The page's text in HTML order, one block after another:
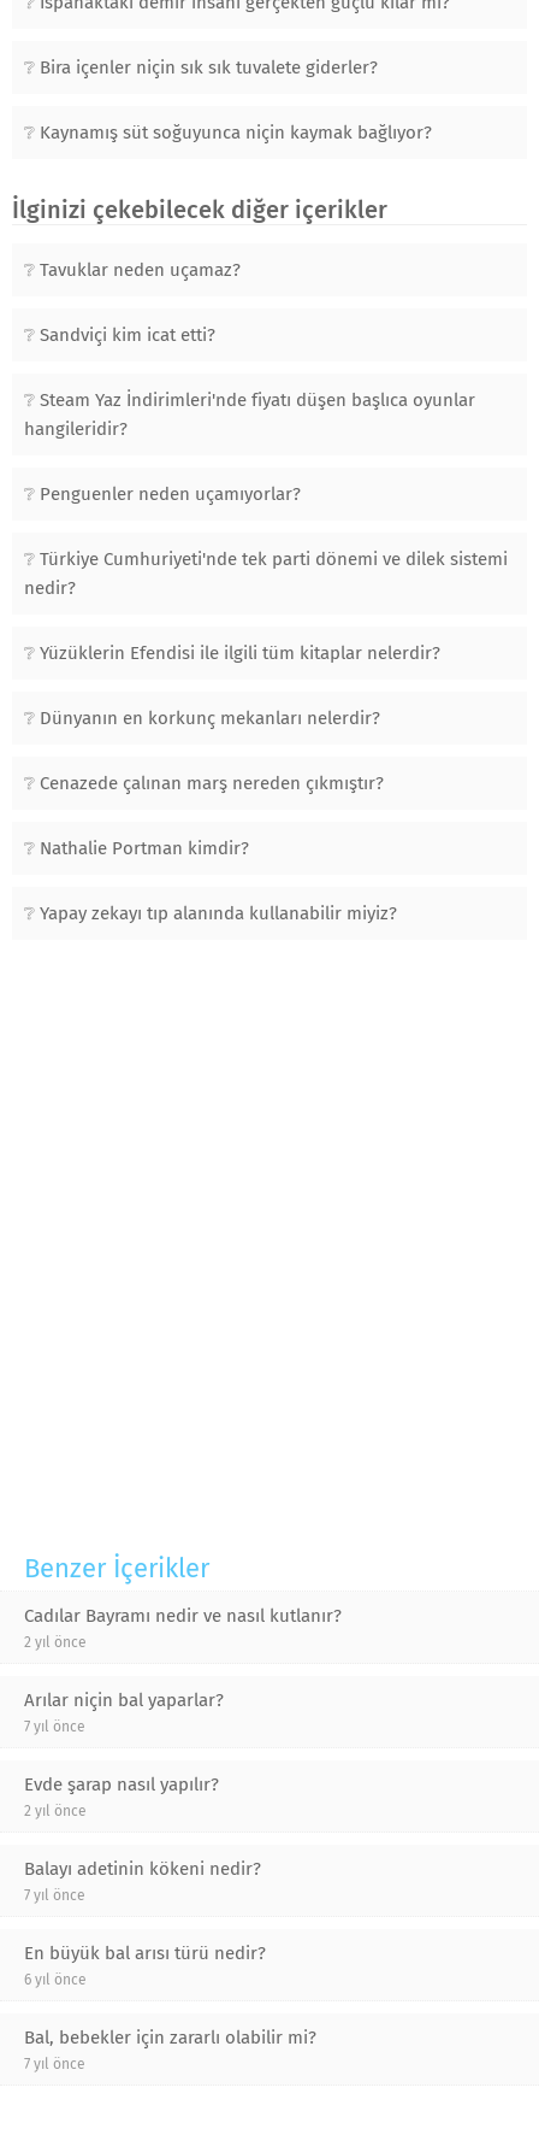
Bira içenler niçin sık sık tuvalete giderler?
Kaynamış süt soğuyunca niçin kaymak bağlıyor?
İlginizi çekebilecek diğer içerikler
Tavuklar neden uçamaz?
Sandviçi kim icat etti?
Steam Yaz İndirimleri'nde fiyatı düşen başlıca oyunlar
hangileridir?
Penguenler neden uçamıyorlar?
Türkiye Cumhuriyeti'nde tek parti dönemi ve dilek sistemi
nedir?
Yüzüklerin Efendisi ile ilgili tüm kitaplar nelerdir?
Dünyanın en korkunç mekanları nelerdir?
Cenazede çalınan marş nereden çıkmıştır?
Nathalie Portman kimdir?
Yapay zekayı tıp alanında kullanabilir miyiz?
Benzer İçerikler
Cadılar Bayramı nedir ve nasıl kutlanır?
2 yıl önce
Arılar niçin bal yaparlar?
7 yıl önce
Evde şarap nasıl yapılır?
2 yıl önce
Balayı adetinin kökeni nedir?
7 yıl önce
En büyük bal arısı türü nedir?
6 yıl önce
Bal, bebekler için zararlı olabilir mi?
7 yıl önce